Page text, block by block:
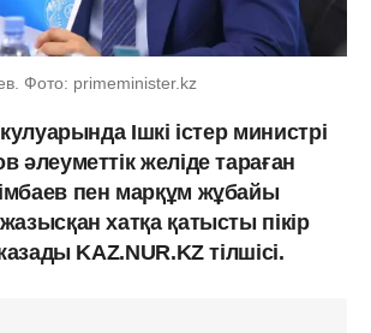
Фото: primeminister.kz
Ішкі істер министрі
әлеуметтік желіде тараған
пен марқұм жұбайы
хатқа қатысты пікір
KAZ.NUR.KZ тілшісі.